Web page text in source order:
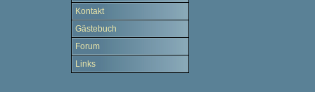
Kontakt
Gästebuch
Forum
Links